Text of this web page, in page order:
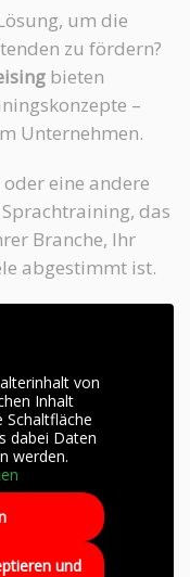
um die
zu fördern?
bieten
–
Unternehmen.
eine andere
das
Branche, Ihr
abgestimmt ist.
von
Inhalt
Schaltfläche
dabei Daten
werden.
und